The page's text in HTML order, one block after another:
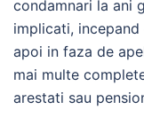
condamnari la ani
implicati,
apoi in faza de
mai multe
arestati sau